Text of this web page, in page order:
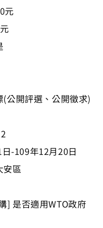
元
公開評選、公開徵求)
-109年12月20日
安區
] 是否適用WTO政府